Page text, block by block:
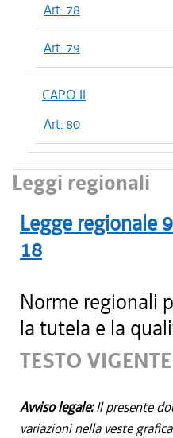
Art. 78
Art. 79
CAPO II
Art. 80
Leggi regionali
Legge regionale
18
Norme regionali
la tutela e la
TESTO VIGENTE
Avviso legale:Il presente
variazioni nella veste